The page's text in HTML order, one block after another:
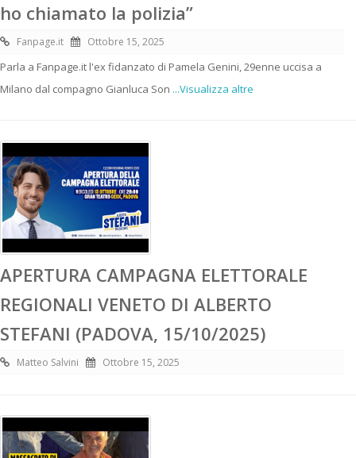
ho chiamato la polizia”
Fanpage.it Ottobre 15, 2025
Parla a Fanpage.it l'ex fidanzato di Pamela Genini, 29enne uccisa a
Milano dal compagno Gianluca Son ...Visualizza altre
APERTURA CAMPAGNA ELETTORALE
REGIONALI VENETO DI ALBERTO
STEFANI (PADOVA, 15/10/2025)
Matteo Salvini Ottobre 15, 2025